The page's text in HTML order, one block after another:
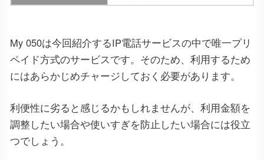
My 050は今回紹介するIP電話サービスの中で唯一プリ
ペイド方式のサービスです。そのため、利用するため
にはあらかじめチャージしておく必要があります。
利便性に劣ると感じるかもしれませんが、利用金額を
調整したい場合や使いすぎを防止したい場合には役立
つでしょう。